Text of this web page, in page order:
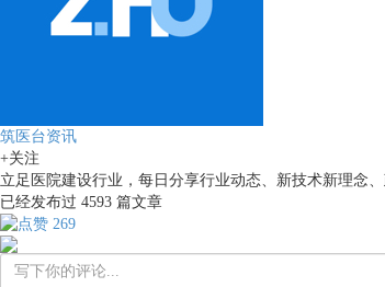
筑医台资讯
+关注
立足医院建设行业，每日分享行业动态、新技术新理念
已经发布过 4593 篇文章
269